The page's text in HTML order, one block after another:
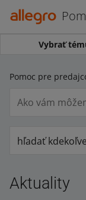
Vybrať
Pomoc pre
hľadať
Aktuality